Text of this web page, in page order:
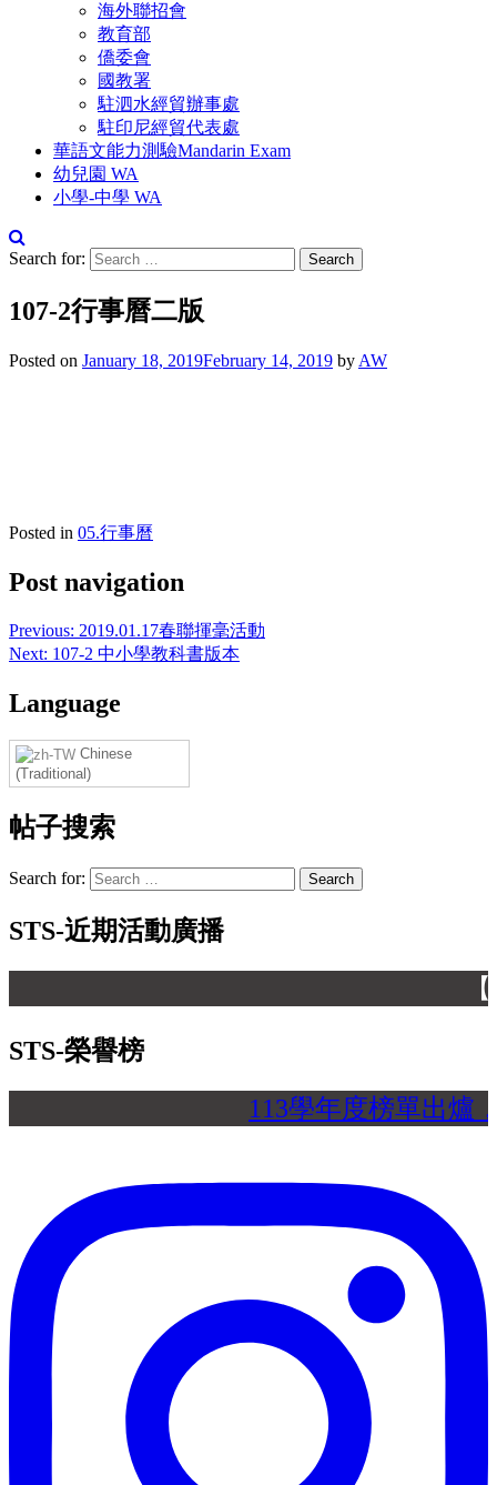
海外聯招會
教育部
僑委會
國教署
駐泗水經貿辦事處
駐印尼經貿代表處
華語文能力測驗Mandarin Exam
幼兒園 WA
小學-中學 WA
Search for:
107-2行事曆二版
Posted on January 18, 2019February 14, 2019 by AW
Posted in 05.行事曆
Post navigation
Previous: 2019.01.17春聯揮毫活動
Next: 107-2 中小學教科書版本
Language
Chinese
(Traditional)
帖子搜索
Search for:
STS-近期活動廣播
【
STS-榮譽榜
113學年度榜單出爐